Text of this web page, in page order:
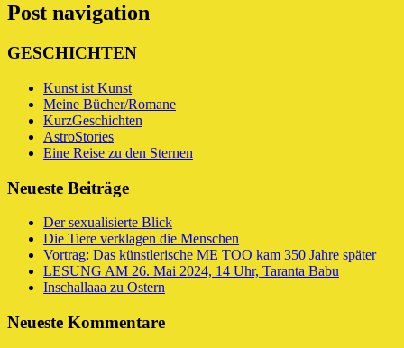
Post navigation
GESCHICHTEN
Kunst ist Kunst
Meine Bücher/Romane
KurzGeschichten
AstroStories
Eine Reise zu den Sternen
Neueste Beiträge
Der sexualisierte Blick
Die Tiere verklagen die Menschen
Vortrag: Das künstlerische ME TOO kam 350 Jahre später
LESUNG AM 26. Mai 2024, 14 Uhr, Taranta Babu
Inschallaaa zu Ostern
Neueste Kommentare